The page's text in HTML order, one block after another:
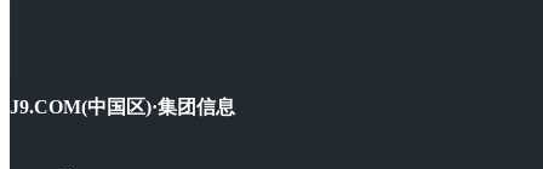
J9.COM(中国区)·集团信息